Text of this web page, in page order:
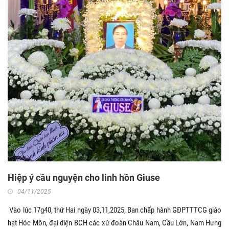
Hiệp ý cầu nguyện cho linh hồn Giuse
04/11/2025
Vào lúc 17g40, thứ Hai ngày 03,11,2025, Ban chấp hành GĐPTTTCG giáo
hạt Hóc Môn, đại diện BCH các xứ đoàn Châu Nam, Cầu Lớn, Nam Hưng